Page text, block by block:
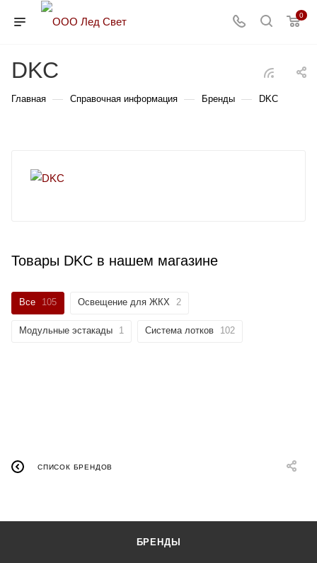
0
DKC
Главная — Справочная информация — Бренды — DKC
Товары DKC в нашем магазине
Все 105 Освещение для ЖКХ 2
Модульные эстакады 1 Система лотков 102
СПИСОК БРЕНДОВ
БРЕНДЫ